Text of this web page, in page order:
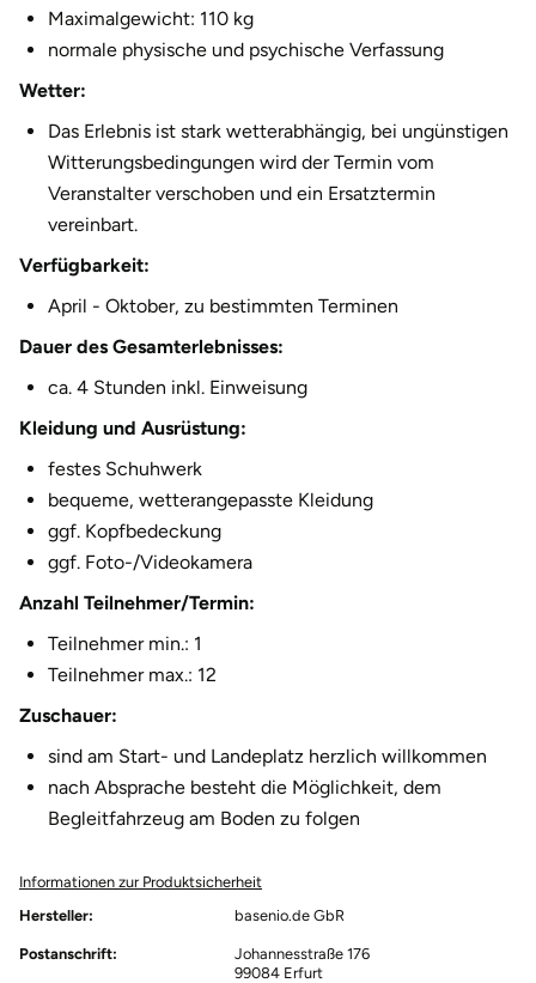
Maximalgewicht: 110 kg
normale physische und psychische Verfassung
Wetter:
Das Erlebnis ist stark wetterabhängig, bei ungünstigen
Witterungsbedingungen wird der Termin vom
Veranstalter verschoben und ein Ersatztermin
vereinbart.
Verfügbarkeit:
April - Oktober, zu bestimmten Terminen
Dauer des Gesamterlebnisses:
ca. 4 Stunden inkl. Einweisung
Kleidung und Ausrüstung:
festes Schuhwerk
bequeme, wetterangepasste Kleidung
ggf. Kopfbedeckung
ggf. Foto-/Videokamera
Anzahl Teilnehmer/Termin:
Teilnehmer min.: 1
Teilnehmer max.: 12
Zuschauer:
sind am Start- und Landeplatz herzlich willkommen
nach Absprache besteht die Möglichkeit, dem
Begleitfahrzeug am Boden zu folgen
Informationen zur Produktsicherheit
Hersteller:
basenio.de GbR
Postanschrift:
Johannesstraße 176
99084 Erfurt